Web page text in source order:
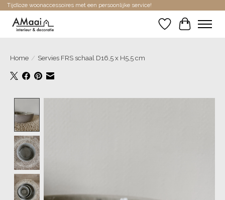
Tijdloze woonaccessoires met een persoonlijke service!
Verlanglijst
Home / Servies FRS schaal D16,5 x H5,5 cm